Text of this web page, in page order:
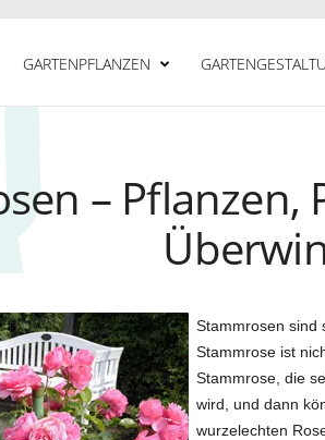
t
e
GARTENPFLANZEN
– Pflanzen,
Stammrosen sind
Stammrose ist
Stammrose, die
wird, und dann
wurzelechten